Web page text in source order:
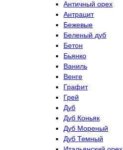
Античный орех
Антрацит
Бежевые
Беленый дуб
Бетон
Бьянко
Ваниль
Венге
Графит
Грей
Дуб
Дуб Коньяк
Дуб Мореный
Дуб Темный